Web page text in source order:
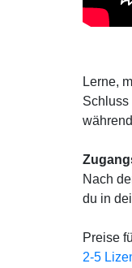
Lerne,
Schluss
Nach
du in
Preise
2-5